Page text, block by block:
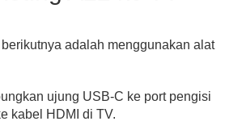
adalah menggunakan alat
ujung USB-C ke port pengisi
kabel HDMI di TV.